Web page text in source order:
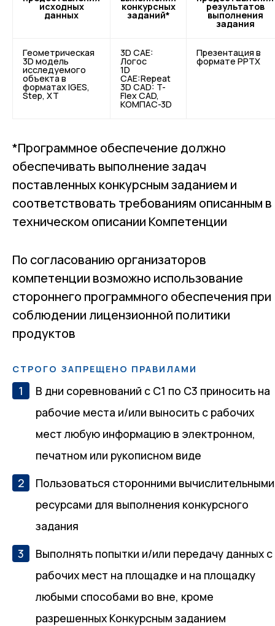
исходных
данных
конкурсных
заданий*
результатов
выполнения
задания
Геометрическая
3D модель
исследуемого
объекта в
форматах IGES,
Step, XT
3D CAE:
Логос
1D
CAE:Repeat
3D CAD: T-
Flex CAD,
КОМПАС-3D
Презентация в
формате PPTX
*Программное обеспечение должно
обеспечивать выполнение задач
поставленных конкурсным заданием и
соответствовать требованиям описанным в
техническом описании Компетенции
По согласованию организаторов
компетенции возможно использование
стороннего программного обеспечения при
соблюдении лицензионной политики
продуктов
СТРОГО ЗАПРЕЩЕНО ПРАВИЛАМИ
В дни соревнований с С1 по С3 приносить на
рабочие места и/или выносить с рабочих
мест любую информацию в электронном,
печатном или рукописном виде
Пользоваться сторонними вычислительными
ресурсами для выполнения конкурсного
задания
Выполнять попытки и/или передачу данных с
рабочих мест на площадке и на площадку
любыми способами во вне, кроме
разрешенных Конкурсным заданием